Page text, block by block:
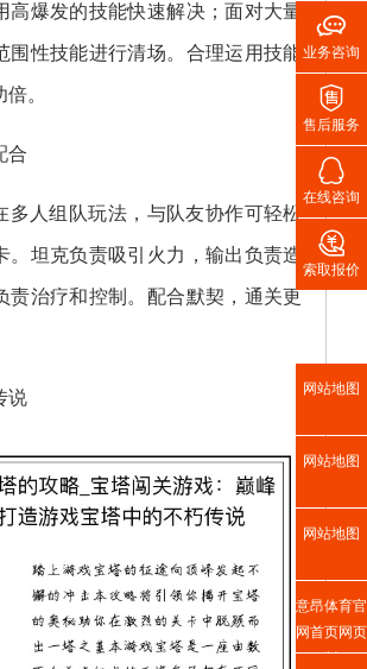
高爆发的技能快速解决；面对大量
围性技能进行清场。合理运用技能
。
合
多人组队玩法，与队友协作可轻松
。坦克负责吸引火力，输出负责造
责治疗和控制。配合默契，通关更
说

业务咨询

售后服务

在线咨询

索取报价
网站地图
网站地图
网站地图
意昂体育官
网首页网页
版